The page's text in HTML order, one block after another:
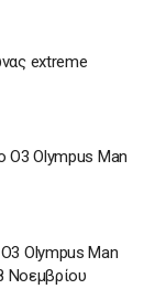
extreme
O3 Οlympus Man
Οlympus Man
Νοεμβρίου